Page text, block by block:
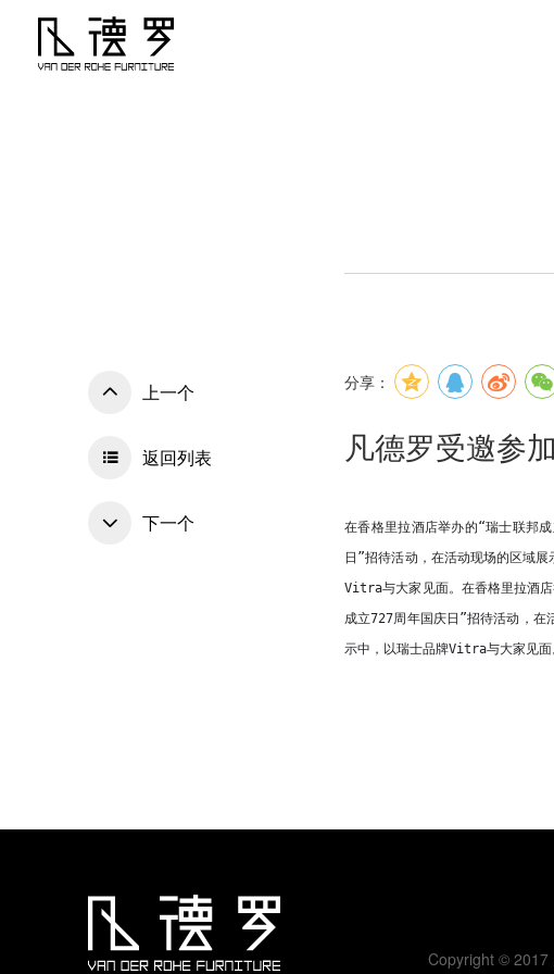
上一个
返回列表
下一个
分享：
凡德罗受邀参
在香格里拉酒店举办的“瑞士联邦
日”招待活动，在活动现场的区域
Vitra与大家见面。 在香格里拉酒
成立727周年国庆日”招待活动，
示中，以瑞士品牌Vitra与大家见面
Copyright © 2017